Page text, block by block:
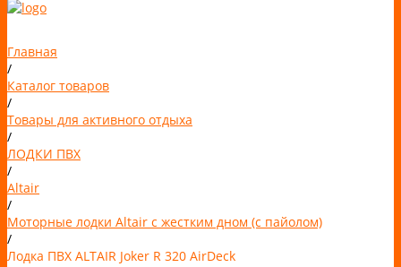
Главная
/
Каталог товаров
/
Товары для активного отдыха
/
ЛОДКИ ПВХ
/
Altair
/
Моторные лодки Altair с жестким дном (с пайолом)
/
Лодка ПВХ ALTAIR Joker R 320 AirDeck